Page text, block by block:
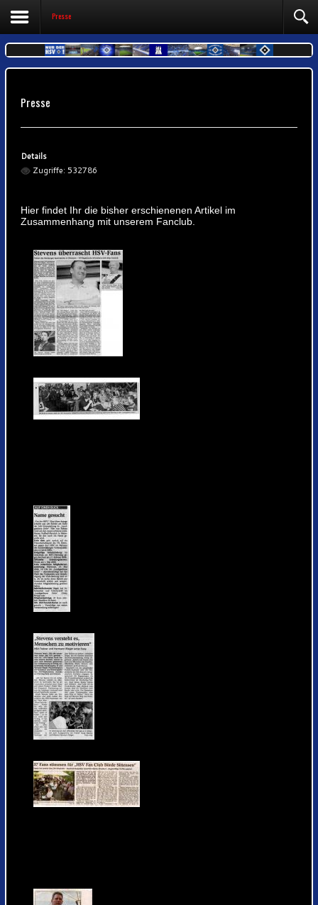
Presse
Presse
Details
Zugriffe: 532786
Hier findet Ihr die bisher erschienenen Artikel im
Zusammenhang mit unserem Fanclub.
Previous
Previous
NextNext